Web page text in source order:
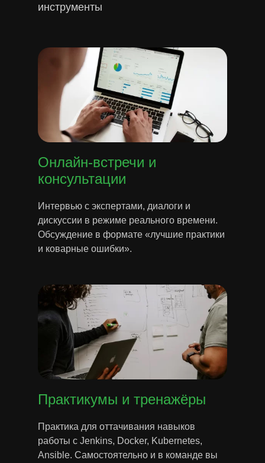
инструменты
Интервью с экспертами, диалоги и
дискуссии в режиме реального времени.
Обсуждение в формате «лучшие практики
и коварные ошибки».
Онлайн-встречи и
консультации
Практика для оттачивания навыков
работы с Jenkins, Docker, Kubernetes,
Ansible. Самостоятельно и в команде вы
Практикумы и тренажёры